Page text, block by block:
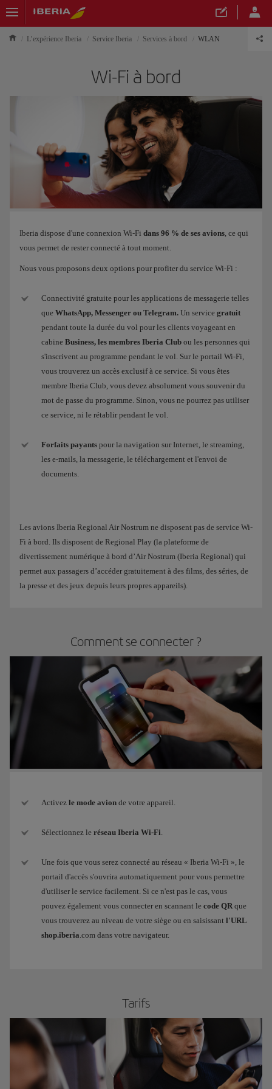
L’expérience Iberia Service Iberia Services à bord WLAN
Wi-Fi à bord
Iberia dispose d'une connexion Wi-Fi dans 96 % de ses avions , ce qui
vous permet de rester connecté à tout moment.
Nous vous proposons deux options pour profiter du service Wi-Fi :
Connectivité gratuite pour les applications de messagerie telles
que WhatsApp, Messenger ou Telegram. Un service gratuit
pendant toute la durée du vol pour les clients voyageant en
cabine Business, les membres Iberia Club ou les personnes qui
s'inscrivent au programme pendant le vol. Sur le portail Wi-Fi,
vous trouverez un accès exclusif à ce service. Si vous êtes
membre Iberia Club, vous devez absolument vous souvenir du
mot de passe du programme. Sinon, vous ne pourrez pas utiliser
ce service, ni le rétablir pendant le vol.
Forfaits payants pour la navigation sur Internet, le streaming,
les e-mails, la messagerie, le téléchargement et l'envoi de
documents.
Les avions Iberia Regional Air Nostrum ne disposent pas de service Wi-
Fi à bord. Ils disposent de Regional Play (la plateforme de
divertissement numérique à bord d’Air Nostrum (Iberia Regional) qui
permet aux passagers d’accéder gratuitement à des films, des séries, de
la presse et des jeux depuis leurs propres appareils).
Comment se connecter ?
Activez le mode avion de votre appareil.
Sélectionnez le réseau Iberia Wi-Fi
Une fois que vous serez connecté au réseau « Iberia Wi-Fi », le
portail d'accès s'ouvrira automatiquement pour vous permettre
d'utiliser le service facilement. Si ce n'est pas le cas, vous
pouvez également vous connecter en scannant le code QR que
vous trouverez au niveau de votre siège ou en saisissant l'URL
shop.iberia .com dans votre navigateur.
​Tarifs